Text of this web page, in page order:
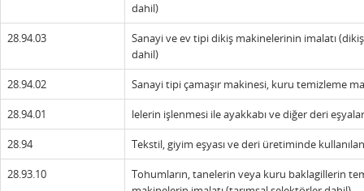
dahil)
28.94.03
Sanayi ve ev tipi dikiş makinelerinin imalatı
dahil)
28.94.02 Sanayi tipi çamaşır makinesi, kuru temizleme
28.94.01 lelerin işlenmesi ile ayakkabı ve diğer deri
28.94 Tekstil, giyim eşyası ve deri üretiminde
28.93.10
Tohumların, tanelerin veya kuru baklagillerin